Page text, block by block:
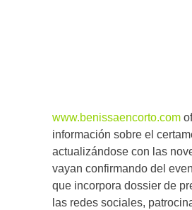
www.benissaencorto.com
información sobre el
actualizándose con las
vayan confirmando del
que incorpora dossier de
las redes sociales,